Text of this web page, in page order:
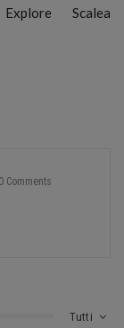
Scalea
0 Comments
Tutti